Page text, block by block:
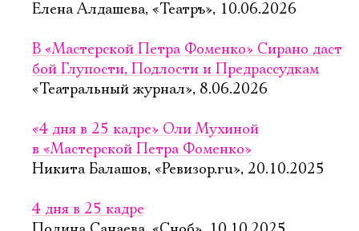
Елена Алдашева, «Театръ», 10.06.2026
В «Мастерской Петра Фоменко» Сирано даст
бой Глупости, Подлости и Предрассудкам
«Театральный журнал», 8.06.2026
«4 дня в 25 кадре» Оли Мухиной
в «Мастерской Петра Фоменко»
Никита Балашов, «Ревизор.ru», 20.10.2025
4 дня в 25 кадре